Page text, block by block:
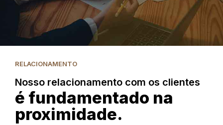
RELACIONAMENTO
Nosso relacionamento com os clientes
é fundamentado na
proximidade.